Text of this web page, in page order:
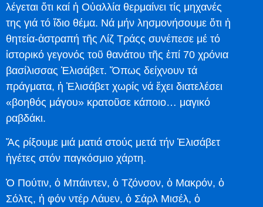
λέγεται ὅτι καί ἡ Οὐαλλία θερμαίνει τίς μηχανές
της γιά τό ἴδιο θέμα. Νά μήν λησμονήσουμε ὅτι ἡ
θητεία-ἀστραπή τῆς Λίζ Τράςς συνέπεσε μέ τό
ἱστορικό γεγονός τοῦ θανάτου τῆς ἐπί 70 χρόνια
βασίλισσας Ἐλισάβετ. Ὅπως δείχνουν τά
πράγματα, ἡ Ἐλισάβετ χωρίς νά ἔχει διατελέσει
«βοηθός μάγου» κρατοῦσε κάποιο… μαγικό
ραβδάκι.
Ἄς ρίξουμε μιά ματιά στούς μετά τήν Ἐλισάβετ
ἡγέτες στόν παγκόσμιο χάρτη.
Ὁ Πούτιν, ὁ Μπάιντεν, ὁ Τζόνσον, ὁ Μακρόν, ὁ
Σόλτς, ἡ φόν ντέρ Λάυεν, ὁ Σάρλ Μισέλ, ὁ